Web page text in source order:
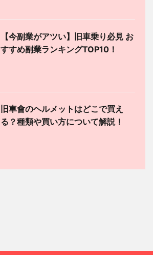
【今副業がアツい】旧車乗り必見 お
すすめ副業ランキングTOP10！
旧車會のヘルメットはどこで買え
る？種類や買い方について解説！